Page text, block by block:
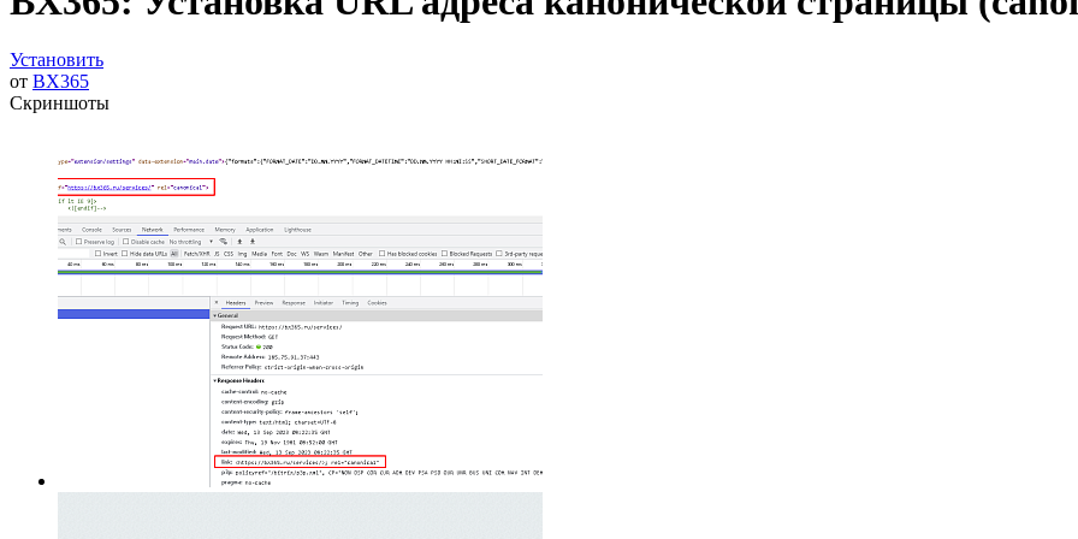
Установить
от BX365
Скриншоты